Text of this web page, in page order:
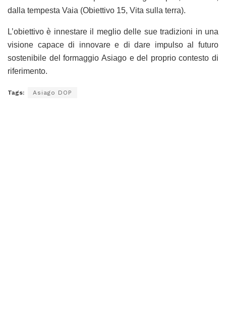
dalla tempesta Vaia (Obiettivo 15, Vita sulla terra).
L’obiettivo è innestare il meglio delle sue tradizioni in una
visione capace di innovare e di dare impulso al futuro
sostenibile del formaggio Asiago e del proprio contesto di
riferimento.
Tags: Asiago DOP